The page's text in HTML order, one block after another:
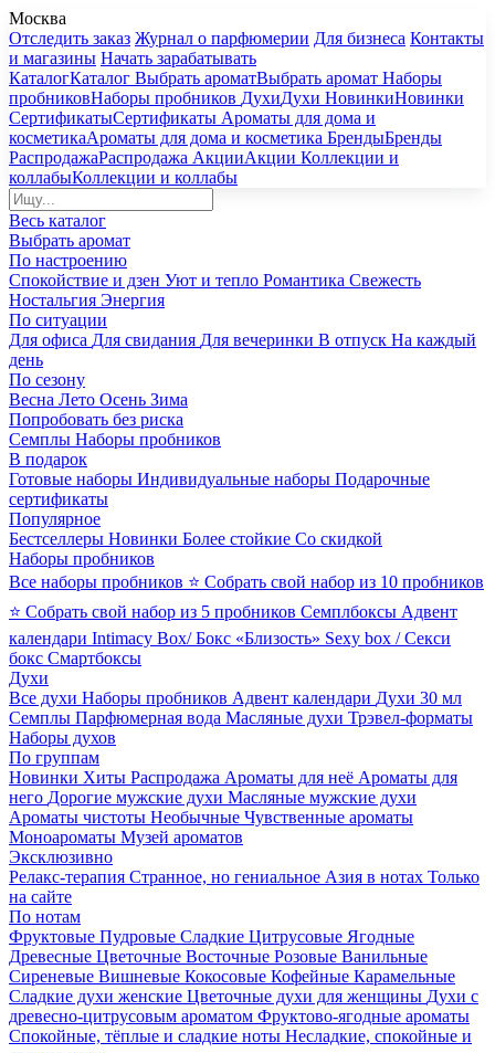
Москва
Отследить заказ Журнал о парфюмерии Для бизнеса Контакты
и магазины Начать зарабатывать
КаталогКаталог Выбрать ароматВыбрать аромат Наборы
пробниковНаборы пробников ДухиДухи НовинкиНовинки
СертификатыСертификаты Ароматы для дома и
косметикаАроматы для дома и косметика БрендыБренды
РаспродажаРаспродажа АкцииАкции Коллекции и
коллабыКоллекции и коллабы
Весь каталог
Выбрать аромат
По настроению
Спокойствие и дзен Уют и тепло Романтика Свежесть
Ностальгия Энергия
По ситуации
Для офиса Для свидания Для вечеринки В отпуск На каждый
день
По сезону
Весна Лето Осень Зима
Попробовать без риска
Семплы Наборы пробников
В подарок
Готовые наборы Индивидуальные наборы Подарочные
сертификаты
Популярное
Бестселлеры Новинки Более стойкие Со скидкой
Наборы пробников
Все наборы пробников ⭐ Собрать свой набор из 10 пробников
⭐ Собрать свой набор из 5 пробников Семплбоксы Адвент
календари Intimacy Box/ Бокс «Близость» Sexy box / Секси
бокс Смартбоксы
Духи
Все духи Наборы пробников Адвент календари Духи 30 мл
Семплы Парфюмерная вода Масляные духи Трэвел-форматы
Наборы духов
По группам
Новинки Хиты Распродажа Ароматы для неё Ароматы для
него Дорогие мужские духи Масляные мужские духи
Ароматы чистоты Необычные Чувственные ароматы
Моноароматы Музей ароматов
Эксклюзивно
Релакс-терапия Странное, но гениальное Азия в нотах Только
на сайте
По нотам
Фруктовые Пудровые Сладкие Цитрусовые Ягодные
Древесные Цветочные Восточные Розовые Ванильные
Сиреневые Вишневые Кокосовые Кофейные Карамельные
Сладкие духи женские Цветочные духи для женщины Духи с
древесно-цитрусовым ароматом Фруктово-ягодные ароматы
Спокойные, тёплые и сладкие ноты Несладкие, спокойные и